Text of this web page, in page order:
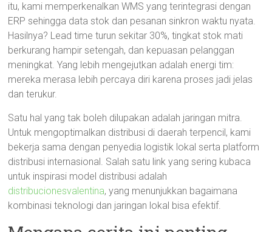
itu, kami memperkenalkan WMS yang terintegrasi dengan
ERP sehingga data stok dan pesanan sinkron waktu nyata.
Hasilnya? Lead time turun sekitar 30%, tingkat stok mati
berkurang hampir setengah, dan kepuasan pelanggan
meningkat. Yang lebih mengejutkan adalah energi tim:
mereka merasa lebih percaya diri karena proses jadi jelas
dan terukur.
Satu hal yang tak boleh dilupakan adalah jaringan mitra.
Untuk mengoptimalkan distribusi di daerah terpencil, kami
bekerja sama dengan penyedia logistik lokal serta platform
distribusi internasional. Salah satu link yang sering kubaca
untuk inspirasi model distribusi adalah
distribucionesvalentina, yang menunjukkan bagaimana
kombinasi teknologi dan jaringan lokal bisa efektif.